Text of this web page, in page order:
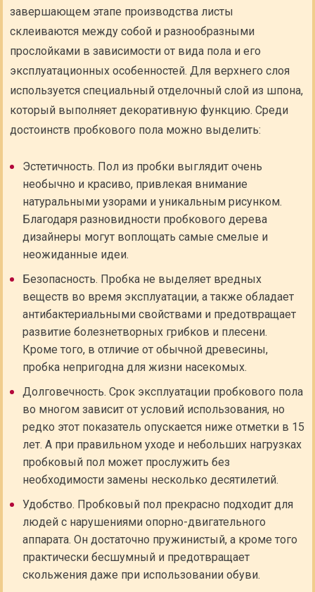
завершающем этапе производства листы
склеиваются между собой и разнообразными
прослойками в зависимости от вида пола и его
эксплуатационных особенностей. Для верхнего слоя
используется специальный отделочный слой из шпона,
который выполняет декоративную функцию. Среди
достоинств пробкового пола можно выделить:
Эстетичность. Пол из пробки выглядит очень
необычно и красиво, привлекая внимание
натуральными узорами и уникальным рисунком.
Благодаря разновидности пробкового дерева
дизайнеры могут воплощать самые смелые и
неожиданные идеи.
Безопасность. Пробка не выделяет вредных
веществ во время эксплуатации, а также обладает
антибактериальными свойствами и предотвращает
развитие болезнетворных грибков и плесени.
Кроме того, в отличие от обычной древесины,
пробка непригодна для жизни насекомых.
Долговечность. Срок эксплуатации пробкового пола
во многом зависит от условий использования, но
редко этот показатель опускается ниже отметки в 15
лет. А при правильном уходе и небольших нагрузках
пробковый пол может прослужить без
необходимости замены несколько десятилетий.
Удобство. Пробковый пол прекрасно подходит для
людей с нарушениями опорно-двигательного
аппарата. Он достаточно пружинистый, а кроме того
практически бесшумный и предотвращает
скольжения даже при использовании обуви.